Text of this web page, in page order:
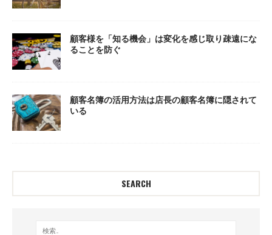
顧客様を「知る機会」は変化を感じ取り疎遠にな
ることを防ぐ
顧客名簿の活用方法は店長の顧客名簿に隠されて
いる
SEARCH